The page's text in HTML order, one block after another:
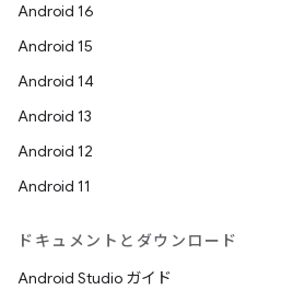
Android 16
Android 15
Android 14
Android 13
Android 12
Android 11
ドキュメントとダウンロード
Android Studio ガイド